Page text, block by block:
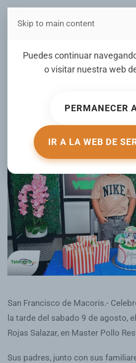
Estás en
Puedes continuar
o visitar nuestra web
PERMANECER
IR A LA WEB DE
Skip to main content
Festejan los 7
niño John David
ESCRITO POR TELENORD.COM EL11
San Francisco de Macorís.-
la tarde del sabado 9 de agosto,
Rojas Salazar, en Master Pollo
Sus padres, junto con sus